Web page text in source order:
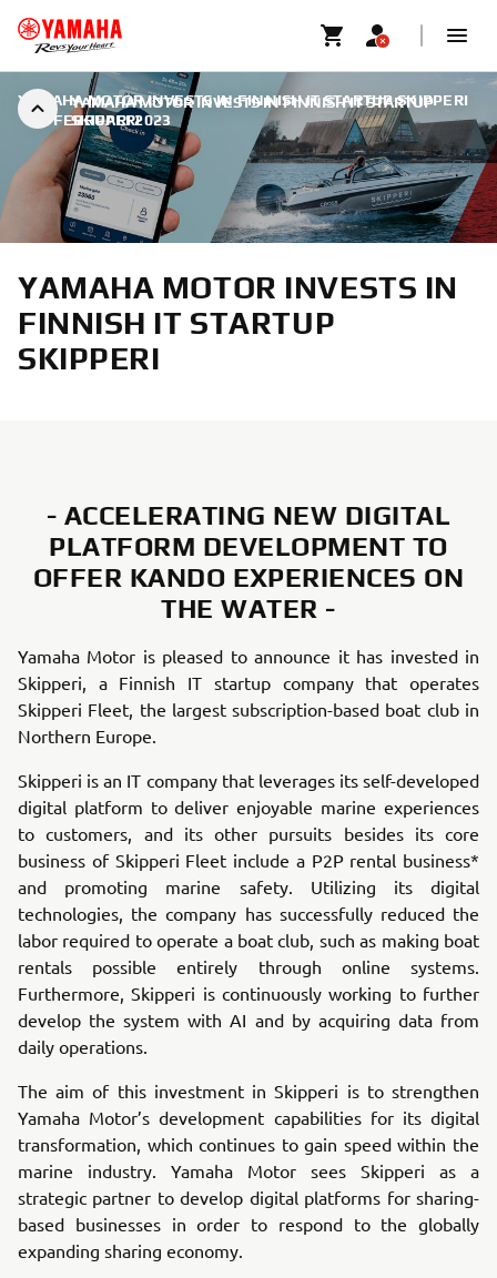
YAMAHA MOTOR INVESTS IN FINNISH IT STARTUP
SKIPPERI
YAMAHA MOTOR INVESTS IN FINNISH IT STARTUP SKIPPERI
6 FEBRUARI 2023
YAMAHA MOTOR INVESTS IN
FINNISH IT STARTUP
SKIPPERI
- ACCELERATING NEW DIGITAL
PLATFORM DEVELOPMENT TO
OFFER KANDO EXPERIENCES ON
THE WATER -
Yamaha Motor is pleased to announce it has invested in
Skipperi, a Finnish IT startup company that operates
Skipperi Fleet, the largest subscription-based boat club in
Northern Europe.
Skipperi is an IT company that leverages its self-developed
digital platform to deliver enjoyable marine experiences
to customers, and its other pursuits besides its core
business of Skipperi Fleet include a P2P rental business*
and promoting marine safety. Utilizing its digital
technologies, the company has successfully reduced the
labor required to operate a boat club, such as making boat
rentals possible entirely through online systems.
Furthermore, Skipperi is continuously working to further
develop the system with AI and by acquiring data from
daily operations.
The aim of this investment in Skipperi is to strengthen
Yamaha Motor’s development capabilities for its digital
transformation, which continues to gain speed within the
marine industry. Yamaha Motor sees Skipperi as a
strategic partner to develop digital platforms for sharing-
based businesses in order to respond to the globally
expanding sharing economy.